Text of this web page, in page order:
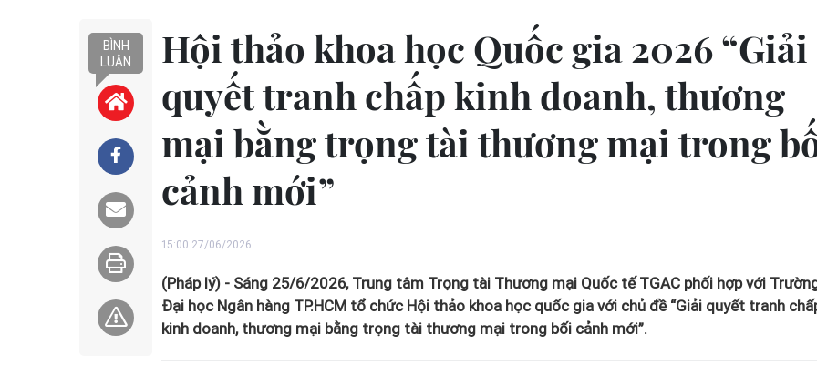
BÌNH
LUẬN
Hội thảo khoa học Quốc gia 2026 “Giải
quyết tranh chấp kinh doanh, thương
mại bằng trọng tài thương mại trong
cảnh mới”
15:00 27/06/2026
(Pháp lý) - Sáng 25/6/2026, Trung tâm Trọng tài Thương mại Quốc tế TGAC phối hợp với
Đại học Ngân hàng TP.HCM tổ chức Hội thảo khoa học quốc gia với chủ đề “Giải quyết tranh
kinh doanh, thương mại bằng trọng tài thương mại trong bối cảnh mới”.